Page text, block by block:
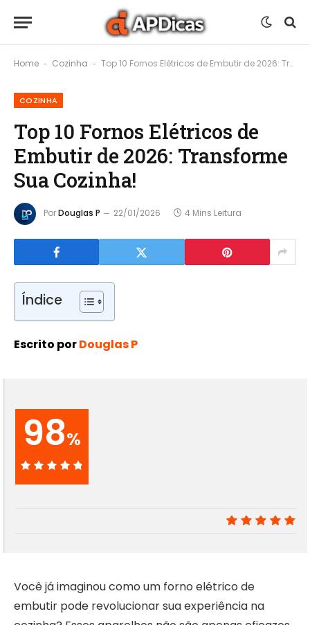
Home - Cozinha - Top 10 Fornos Elétricos de Embutir de 2026: Transforme Sua Cozinha!
COZINHA
Top 10 Fornos Elétricos de
Embutir de 2026: Transforme
Sua Cozinha!
PorDouglas P 22/01/2026 4 Mins Leitura
Índice
Escrito porDouglas P
98%
98%
Você já imaginou como um forno elétrico de
embutir pode revolucionar sua experiência na